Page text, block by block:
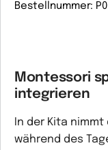
Bestellnummer:
Montessori
integrieren
In der Kita
während des